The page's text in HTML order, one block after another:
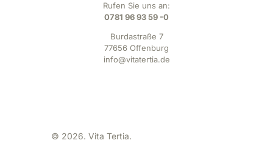
Rufen Sie uns an:
0781 96 93 59 -0
Burdastraße 7
77656 Offenburg
info@vitatertia.de
© 2026. Vita Tertia.